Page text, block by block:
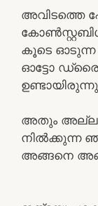
അവിടത്തെ
കൂടെ
ഓട്ടോ
അതും അല്ല
നിൽക്കുന്ന
അങ്ങനെ